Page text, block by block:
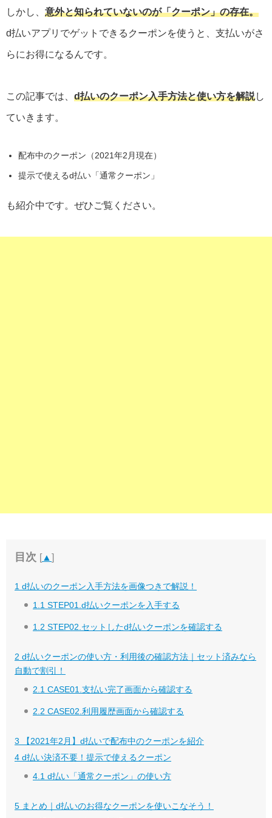
しかし、 意外と知られていないのが「クーポン」の存在。
d払いアプリでゲットできるクーポンを使うと、支払いがさ
らにお得になるんです。
この記事では、 d払いのクーポン入手方法と使い方を解説し
ていきます。
配布中のクーポン（2021年2月現在）
提示で使えるd払い「通常クーポン」
も紹介中です。ぜひご覧ください。
目次 [▲ ]
1 d払いのクーポン入手方法を画像つきで解説！
1.1 STEP01.d払いクーポンを入手する
1.2 STEP02.セットしたd払いクーポンを確認する
2 d払いクーポンの使い方・利用後の確認方法｜セット済みなら
自動で割引！
2.1 CASE01.支払い完了画面から確認する
2.2 CASE02.利用履歴画面から確認する
3 【2021年2月】d払いで配布中のクーポンを紹介
4 d払い決済不要！提示で使えるクーポン
4.1 d払い「通常クーポン」の使い方
5 まとめ｜d払いのお得なクーポンを使いこなそう！